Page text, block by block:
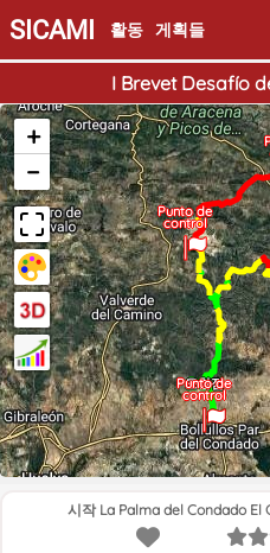
SICAMI 활동 게획들
I Brevet Desafío
출발점
도착점
Punto de
control
Punto de
control
+
−
시작 La Palma del Condado